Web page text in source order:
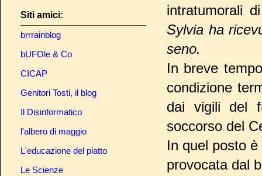
intratumorali
Sylvia ha
seno.
In breve
condizione
dai vigili del
soccorso del
In quel posto
provocata dal
Siti amici:
brrrainblog
bUFOle & Co
CICAP
Genitori Tosti, il blog
Il Disinformatico
l'albero di maggio
L'educazione del piatto
Le Scienze